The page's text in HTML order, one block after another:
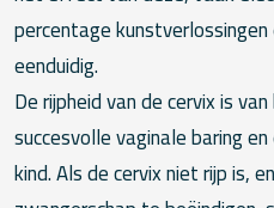
percentage
eenduidig.
De rijpheid van de cervix is
succesvolle vaginale baring
kind. Als de cervix niet rijp is,